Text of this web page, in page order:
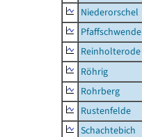
Niederorschel
Pfaffschwende
Reinholterode
Röhrig
Rohrberg
Rustenfelde
Schachtebich